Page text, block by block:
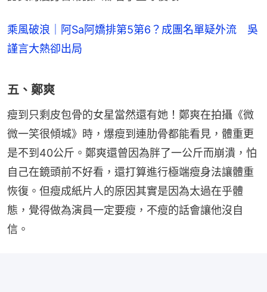
乘風破浪｜阿Sa阿嬌排第5第6？成團名單疑外流 吳
謹言大熱卻出局
五、鄭爽
瘦到只剩皮包骨的女星當然還有她！鄭爽在拍攝《微
微一笑很傾城》時，爆瘦到連肋骨都能看見，體重更
是不到40公斤。鄭爽還曾因為胖了一公斤而崩潰，怕
自己在鏡頭前不好看，還打算進行極端瘦身法讓體重
恢復。但瘦成紙片人的原因其實是因為太過在乎體
態，覺得做為演員一定要瘦，不瘦的話會讓他沒自
信。